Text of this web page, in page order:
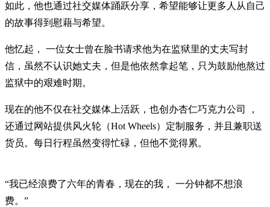
如此，他也通过社交媒体踊跃分享，希望能够让更多人从自己
的故事得到慰藉与希望。
他忆起， 一位女士曾在脸书请求他为在监狱里的丈夫写封
信，虽然不认识她丈夫，但是他依然拿起笔，只为鼓励他熬过
监狱中的艰难时期。
现在的他不仅在社交媒体上活跃，也创办杏仁巧克力公司 ，
还通过网站提供风火轮（Hot Wheels）定制服务，并且兼职送
货员。每日行程虽然变得忙碌，但他不觉得累。
“我已经浪费了六年的青春，现在的我， 一分钟都不想浪
费。”